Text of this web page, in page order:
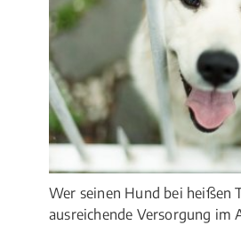
Wer seinen Hund bei heißen
ausreichende Versorgung im